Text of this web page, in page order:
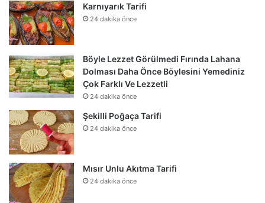
Karnıyarık Tarifi
24 dakika önce
Böyle Lezzet Görülmedi Fırında Lahana
Dolması Daha Önce Böylesini Yemediniz
Çok Farklı Ve Lezzetli
24 dakika önce
Şekilli Poğaça Tarifi
24 dakika önce
Mısır Unlu Akıtma Tarifi
24 dakika önce